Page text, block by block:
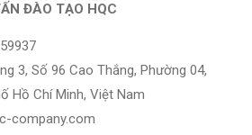
ĐÀO TẠO HQC
3, Số 96 Cao Thắng, Phường 04,
Hồ Chí Minh, Việt Nam
company.com